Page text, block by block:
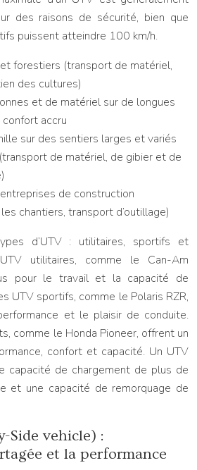
des raisons de sécurité, bien que
puissent atteindre 100 km/h.
forestiers (transport de matériel,
des cultures)
et de matériel sur de longues
accru
sur des sentiers larges et variés
de matériel, de gibier et de
de construction
chantiers, transport d’outillage)
d’UTV : utilitaires, sportifs et
utilitaires, comme le Can-Am
pour le travail et la capacité de
UTV sportifs, comme le Polaris RZR,
et le plaisir de conduite.
comme le Honda Pioneer, offrent un
confort et capacité. Un UTV
capacité de chargement de plus de
et une capacité de remorquage de
Side vehicle) :
et la performance